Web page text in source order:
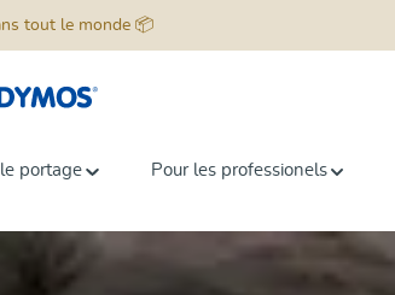
tout le monde 📦
le portage Pour les professionels